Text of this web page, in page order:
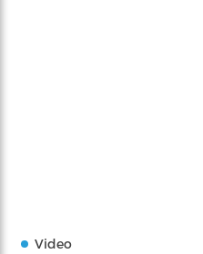
Video